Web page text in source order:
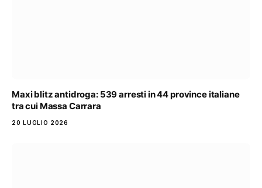
Maxi blitz antidroga: 539 arresti in 44 province italiane
tra cui Massa Carrara
20 LUGLIO 2026